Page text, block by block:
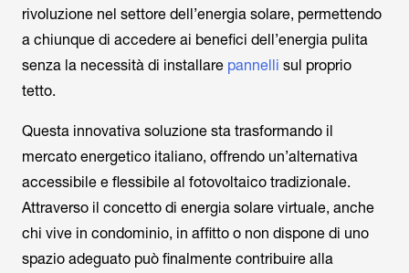
rivoluzione nel settore dell’energia solare, permettendo
a chiunque di accedere ai benefici dell’energia pulita
senza la necessità di installare pannelli sul proprio
tetto.
Questa innovativa soluzione sta trasformando il
mercato energetico italiano, offrendo un’alternativa
accessibile e flessibile al fotovoltaico tradizionale.
Attraverso il concetto di energia solare virtuale, anche
chi vive in condominio, in affitto o non dispone di uno
spazio adeguato può finalmente contribuire alla